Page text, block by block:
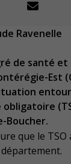
Ravenelle
de santé et
Est
obligatoire
Boucher.
que le